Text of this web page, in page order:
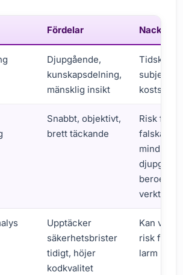
Fördelar
Djupgående,
kunskapsdelning,
mänsklig insikt
subjektivt,
kostsamt
Snabbt, objektivt,
brett täckande
Risk för
falska
mindre
beroende
verktyg
Upptäcker
säkerhetsbrister
tidigt, höjer
kodkvalitet
Kan vara
risk för
larm